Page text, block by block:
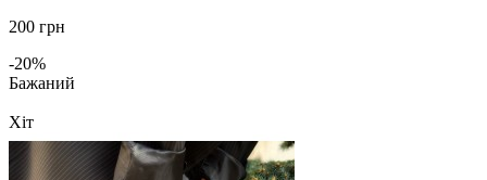
200 грн
-20%
Бажаний
Хіт